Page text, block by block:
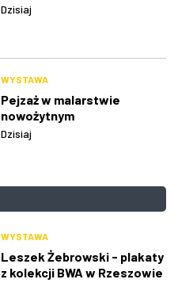
Dzisiaj
WYSTAWA
Pejzaż w malarstwie
nowożytnym
Dzisiaj
WYSTAWA
Leszek Żebrowski - plakaty
z kolekcji BWA w Rzeszowie